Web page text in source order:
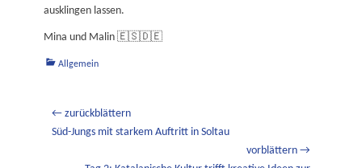
ausklingen lassen.
Mina und Malin 🇪🇸🇩🇪
Kategorien
Allgemein
Beitragsnavigation
← zurückblättern
Vorheriger
Süd-Jungs mit starkem Auftritt in Soltau
vorblättern →